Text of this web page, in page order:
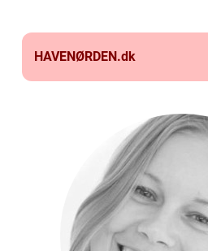
HAVENØRDEN.dk